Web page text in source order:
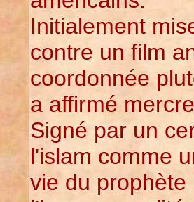
Initialement
contre un film
coordonnée
a affirmé
Signé par un
l'islam comme
vie du